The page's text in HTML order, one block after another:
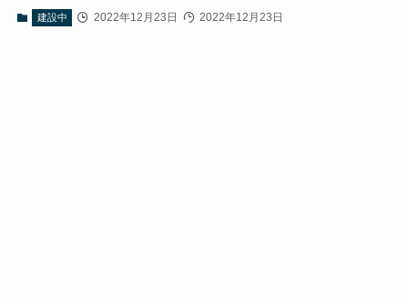
建設中 2022年12月23日 2022年12月23日